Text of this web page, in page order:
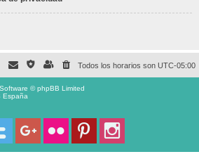
Todos los horarios son UTC-05:00
© phpBB Limited
España